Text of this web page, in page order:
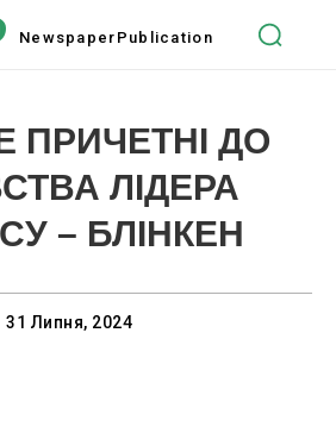
Newspaper Publication
ПРИЧЕТНІ ДО
ЛІДЕРА
– БЛІНКЕН
31 Липня, 2024